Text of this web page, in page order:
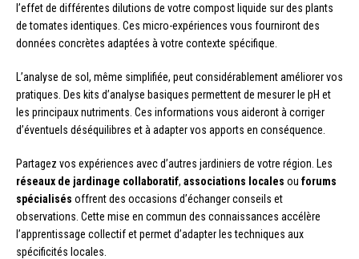
l’effet de différentes dilutions de votre compost liquide sur des plants
de tomates identiques. Ces micro-expériences vous fourniront des
données concrètes adaptées à votre contexte spécifique.
L’analyse de sol, même simplifiée, peut considérablement améliorer vos
pratiques. Des kits d’analyse basiques permettent de mesurer le pH et
les principaux nutriments. Ces informations vous aideront à corriger
d’éventuels déséquilibres et à adapter vos apports en conséquence.
Partagez vos expériences avec d’autres jardiniers de votre région. Les
réseaux de jardinage collaboratif, associations locales ou forums
spécialisés offrent des occasions d’échanger conseils et
observations. Cette mise en commun des connaissances accélère
l’apprentissage collectif et permet d’adapter les techniques aux
spécificités locales.